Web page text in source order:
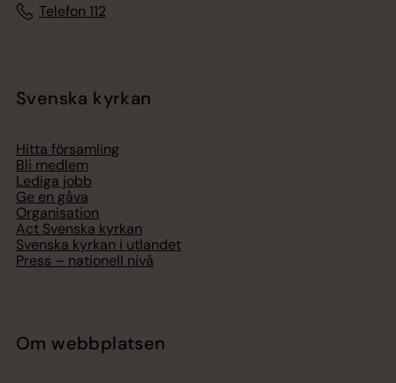
Telefon 112
Svenska kyrkan
Hitta församling
Bli medlem
Lediga jobb
Ge en gåva
Organisation
Act Svenska kyrkan
Svenska kyrkan i utlandet
Press – nationell nivå
Om webbplatsen